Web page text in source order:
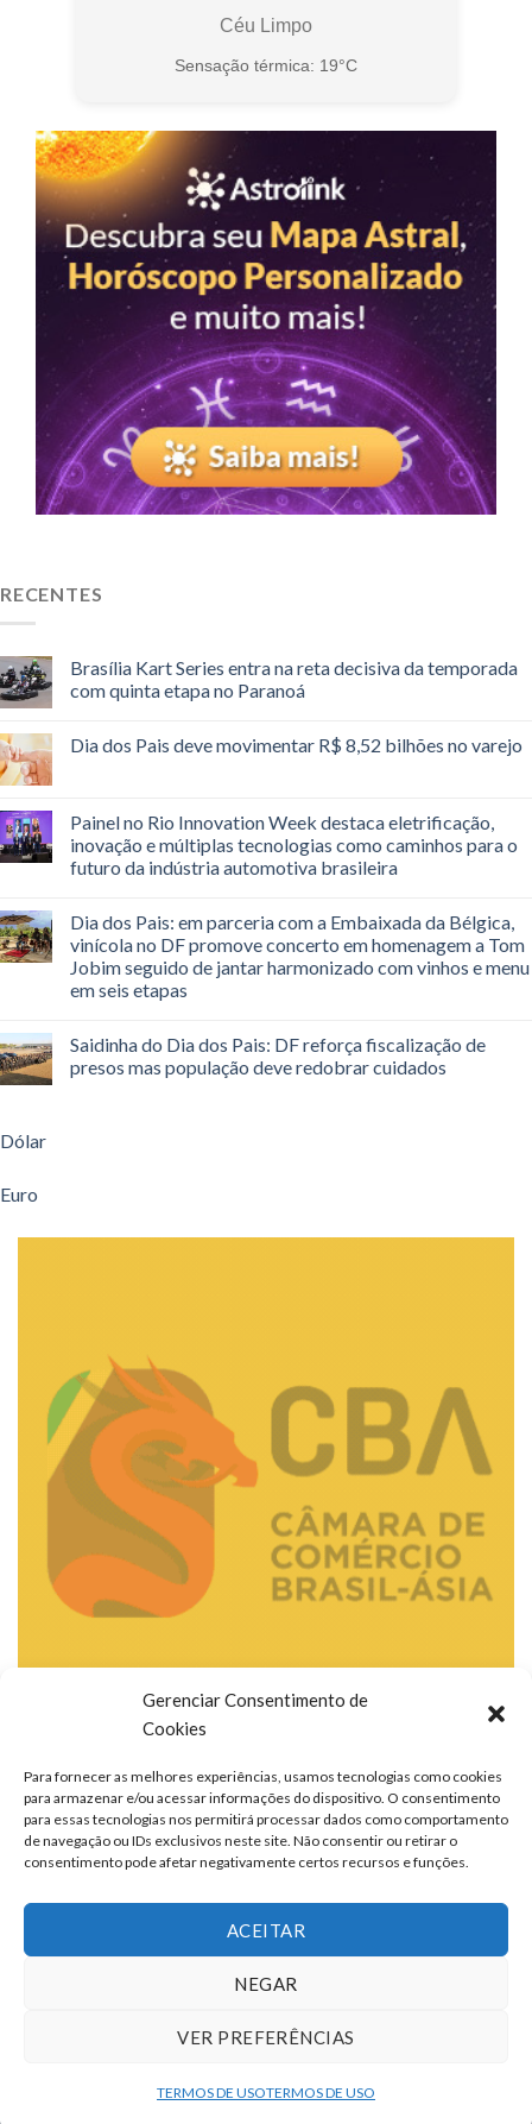
Gerenciar Consentimento de
Cookies
Para fornecer as melhores experiências, usamos tecnologias como cookies
para armazenar e/ou acessar informações do dispositivo. O consentimento
para essas tecnologias nos permitirá processar dados como comportamento
de navegação ou IDs exclusivos neste site. Não consentir ou retirar o
consentimento pode afetar negativamente certos recursos e funções.
ACEITAR
NEGAR
VER PREFERÊNCIAS
TERMOS DE USOTERMOS DE USO
Céu Limpo
Sensação térmica: 19°C
RECENTES
Brasília Kart Series entra na reta decisiva da temporada
com quinta etapa no Paranoá
Dia dos Pais deve movimentar R$ 8,52 bilhões no varejo
Painel no Rio Innovation Week destaca eletrificação,
inovação e múltiplas tecnologias como caminhos para o
futuro da indústria automotiva brasileira
Dia dos Pais: em parceria com a Embaixada da Bélgica,
vinícola no DF promove concerto em homenagem a Tom
Jobim seguido de jantar harmonizado com vinhos e menu
em seis etapas
Saidinha do Dia dos Pais: DF reforça fiscalização de
presos mas população deve redobrar cuidados
Dólar
Euro
Copyright 2026 ©portalcontexto.com.br